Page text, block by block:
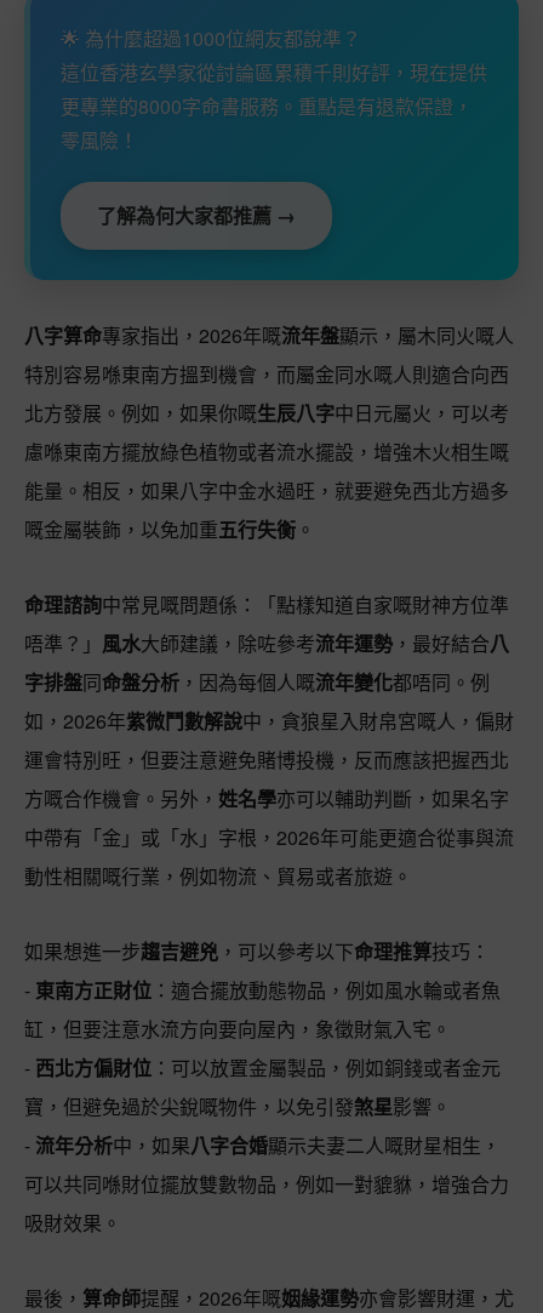
🌟 為什麼超過1000位網友都說準？
這位香港玄學家從討論區累積千則好評，現在提供
更專業的8000字命書服務。重點是有退款保證，
零風險！
了解為何大家都推薦 →
八字算命專家指出，2026年嘅流年盤顯示，屬木同火嘅人
特別容易喺東南方搵到機會，而屬金同水嘅人則適合向西
北方發展。例如，如果你嘅生辰八字中日元屬火，可以考
慮喺東南方擺放綠色植物或者流水擺設，增強木火相生嘅
能量。相反，如果八字中金水過旺，就要避免西北方過多
嘅金屬裝飾，以免加重五行失衡 。
命理諮詢中常見嘅問題係：「點樣知道自家嘅財神方位準
唔準？」 風水大師建議，除咗參考流年運勢 ，最好結合八
字排盤同命盤分析 ，因為每個人嘅流年變化都唔同。例
如，2026年紫微鬥數解說中，貪狼星入財帛宮嘅人，偏財
運會特別旺，但要注意避免賭博投機，反而應該把握西北
方嘅合作機會。另外， 姓名學亦可以輔助判斷，如果名字
中帶有「金」或「水」字根，2026年可能更適合從事與流
動性相關嘅行業，例如物流、貿易或者旅遊。
如果想進一步趨吉避兇 ，可以參考以下命理推算技巧：
- 東南方正財位 ：適合擺放動態物品，例如風水輪或者魚
缸，但要注意水流方向要向屋內，象徵財氣入宅。
- 西北方偏財位 ：可以放置金屬製品，例如銅錢或者金元
寶，但避免過於尖銳嘅物件，以免引發煞星影響。
- 流年分析中，如果八字合婚顯示夫妻二人嘅財星相生，
可以共同喺財位擺放雙數物品，例如一對貔貅，增強合力
吸財效果。
最後， 算命師提醒，2026年嘅姻緣運勢亦會影響財運，尤